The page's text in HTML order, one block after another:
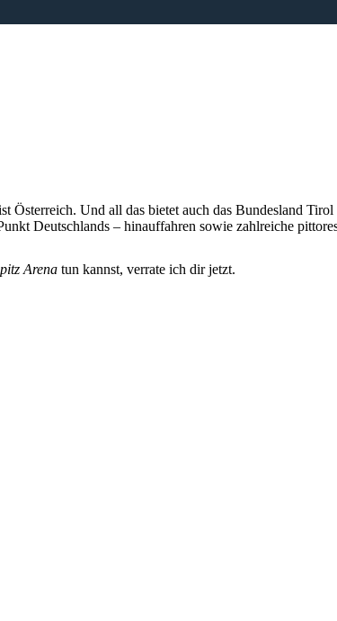
Österreich. Und all das bietet auch das Bundesland Tirol
Deutschlands – hinauffahren sowie zahlreiche
Arena tun kannst, verrate ich dir jetzt.